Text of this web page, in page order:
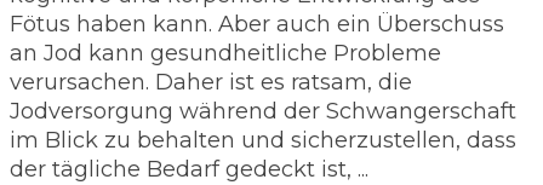
Fötus haben kann. Aber auch ein Überschuss
an Jod kann gesundheitliche Probleme
verursachen. Daher ist es ratsam, die
Jodversorgung während der Schwangerschaft
im Blick zu behalten und sicherzustellen, dass
der tägliche Bedarf gedeckt ist, ...